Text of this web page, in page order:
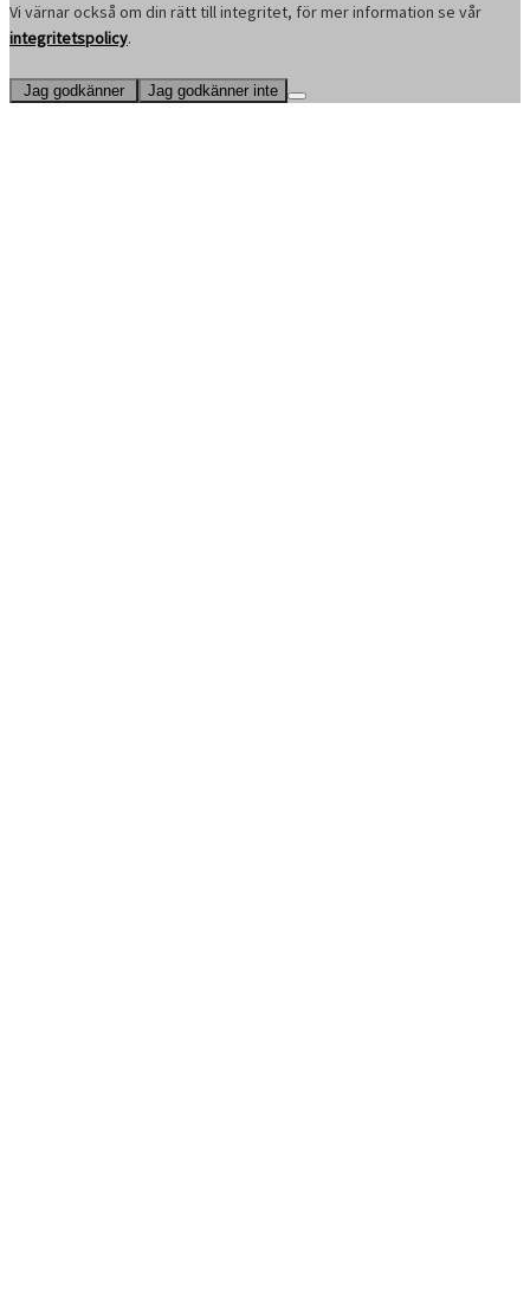
Vi värnar också om din rätt till integritet, för mer information se vår
integritetspolicy.
Jag godkänner Jag godkänner inte